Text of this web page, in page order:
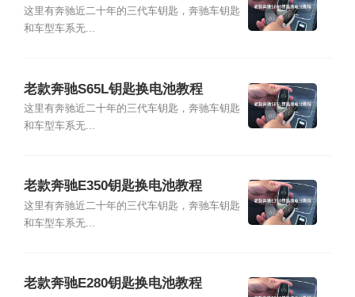
这里有奔驰近二十年的三代车钥匙，奔驰车钥匙
和车型车系无...
老款奔驰S65L钥匙换电池教程
这里有奔驰近二十年的三代车钥匙，奔驰车钥匙
和车型车系无...
老款奔驰E350钥匙换电池教程
这里有奔驰近二十年的三代车钥匙，奔驰车钥匙
和车型车系无...
老款奔驰E280钥匙换电池教程